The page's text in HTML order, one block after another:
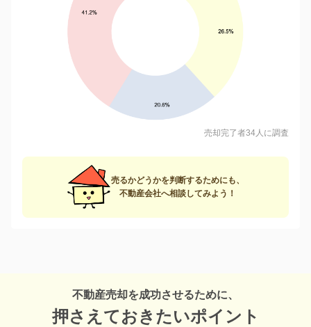
売却完了者34人に調査
売るかどうかを判断するためにも、
不動産会社へ相談してみよう！
不動産売却を成功させるために、
押さえておきたいポイント